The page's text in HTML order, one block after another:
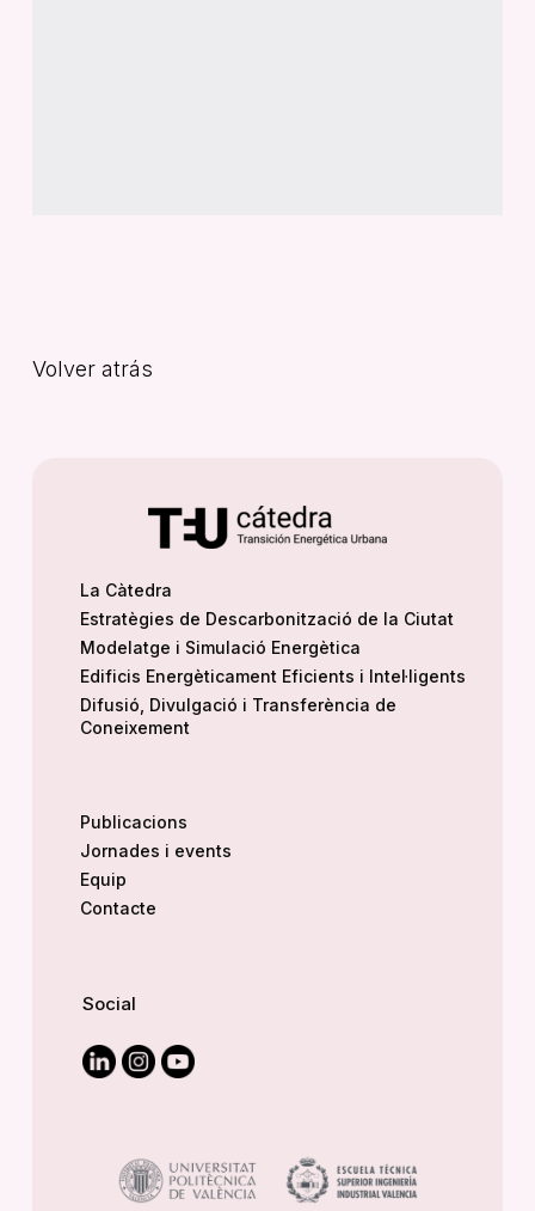
Volver atrás
La Càtedra
Estratègies de Descarbonització de la Ciutat
Modelatge i Simulació Energètica
Edificis Energèticament Eficients i Intel·ligents
Difusió, Divulgació i Transferència de
Coneixement
Publicacions
Jornades i events
Equip
Contacte
Social